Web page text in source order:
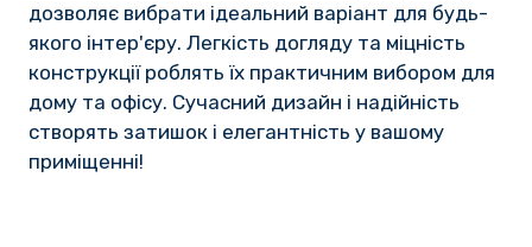
дозволяє вибрати ідеальний варіант для будь-
якого інтер'єру. Легкість догляду та міцність
конструкції роблять їх практичним вибором для
дому та офісу. Сучасний дизайн і надійність
створять затишок і елегантність у вашому
приміщенні!